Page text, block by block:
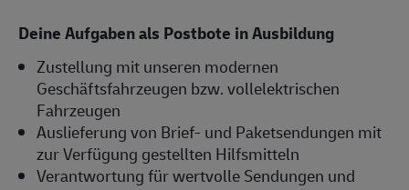
Deine Aufgaben als Postbote in Ausbildung
Zustellung mit unseren modernen
Geschäftsfahrzeugen bzw. vollelektrischen
Fahrzeugen
Auslieferung von Brief- und Paketsendungen mit
zur Verfügung gestellten Hilfsmitteln
Verantwortung für wertvolle Sendungen und